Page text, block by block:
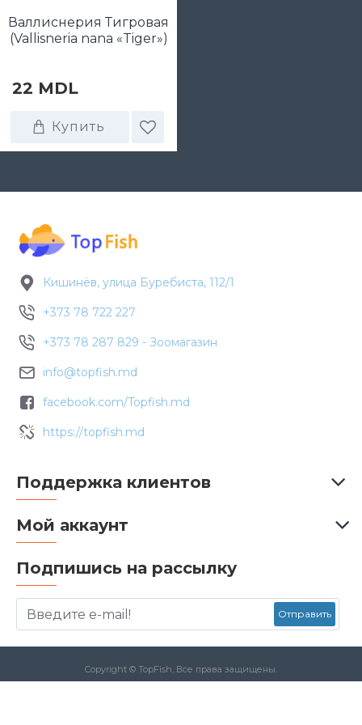
Валлиснерия Тигровая
(Vallisneria nana «Tiger»)
22 MDL
Купить
Кишинёв, улица Буребиста, 112/1
+373 78 722 227
+373 78 287 829 - Зоомагазин
info@topfish.md
facebook.com/Topfish.md
https://topfish.md
Поддержка клиентов
Мой аккаунт
Подпишись на рассылку
Отправить
Copyright © TopFish, Все права защищены.